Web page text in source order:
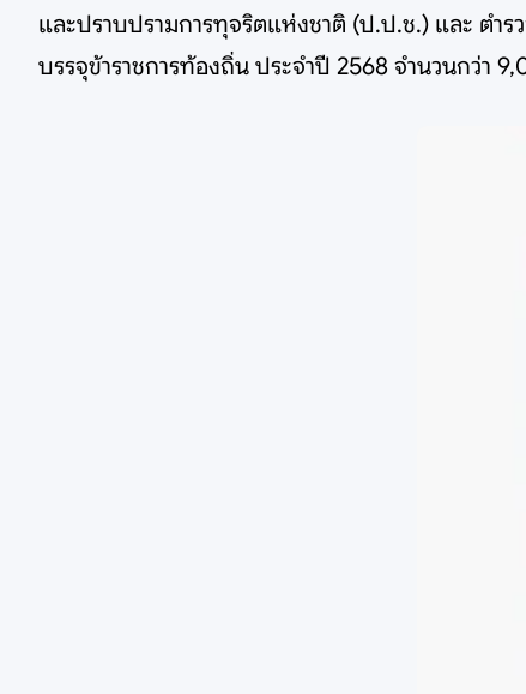
และปราบปรามการทุจริตแห่งชาติ (ป.ป.ช.) และ ตำ
บรรจุข้าราชการท้องถิ่น ประจำปี 2568 จำนวนกว่า